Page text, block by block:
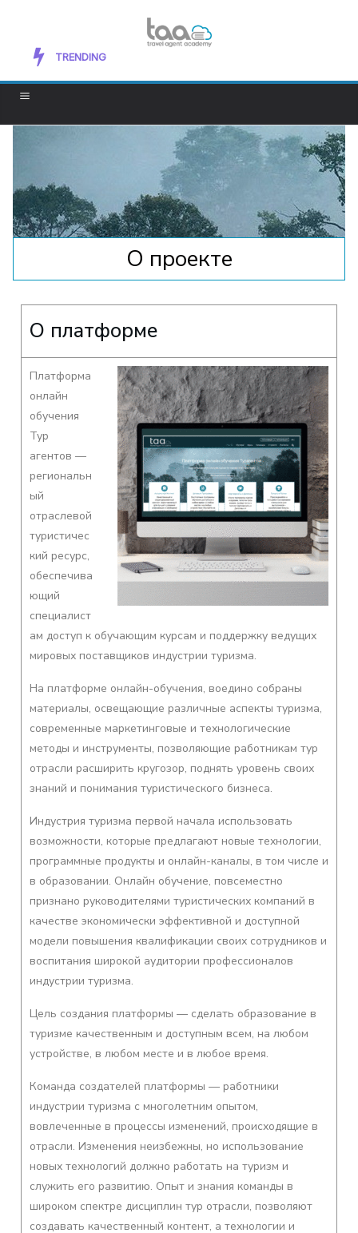
TRENDING
Exploring New Mediums to Improve Your
О проекте
О платформе
Платформа
онлайн
обучения
Тур
агентов —
региональн
ый
отраслевой
туристичес
кий ресурс,
обеспечива
ющий
специалист
ам доступ к обучающим курсам и поддержку ведущих
мировых поставщиков индустрии туризма.
На платформе онлайн-обучения, воедино собраны
материалы, освещающие различные аспекты туризма,
современные маркетинговые и технологические
методы и инструменты, позволяющие работникам тур
отрасли расширить кругозор, поднять уровень своих
знаний и понимания туристического бизнеса.
Индустрия туризма первой начала использовать
возможности, которые предлагают новые технологии,
программные продукты и онлайн-каналы, в том числе и
в образовании. Онлайн обучение, повсеместно
признано руководителями туристических компаний в
качестве экономически эффективной и доступной
модели повышения квалификации своих сотрудников и
воспитания широкой аудитории профессионалов
индустрии туризма.
Цель создания платформы — сделать образование в
туризме качественным и доступным всем, на любом
устройстве, в любом месте и в любое время.
Команда создателей платформы — работники
индустрии туризма с многолетним опытом,
вовлеченные в процессы изменений, происходящие в
отрасли. Изменения неизбежны, но использование
новых технологий должно работать на туризм и
служить его развитию. Опыт и знания команды в
широком спектре дисциплин тур отрасли, позволяют
создавать качественный контент, а технологии и